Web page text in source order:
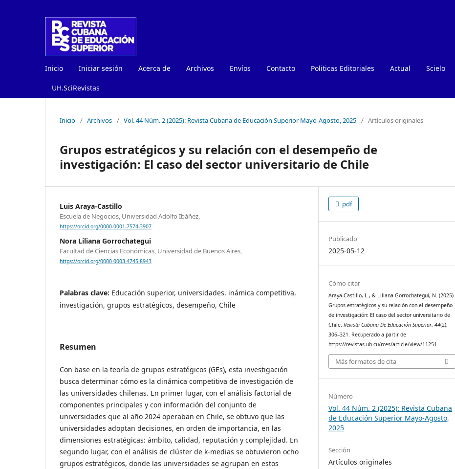
Inicio Iniciar sesión Acerca de Archivos Envíos Contacto Politicas Editoriales Actual Scielo
UH.SciRevistas
Inicio / Archivos / Vol. 44 Núm. 2 (2025): Revista Cubana de Educación Superior Mayo-Agosto, 2025 / Artículos originales
Grupos estratégicos y su relación con el desempeño de
investigación: El caso del sector universitario de Chile
Luis Araya-Castillo
Escuela de Negocios, Universidad Adolfo Ibáñez,
https://orcid.org/0000-0001-7574-3907
Nora Liliana Gorrochategui
Facultad de Ciencias Económicas, Universidad de Buenos Aires,
https://orcid.org/0000-0003-4745-8943
Palabras clave: Educación superior, universidades, inámica competitiva,
investigación, grupos estratégicos, desempeño, Chile
Resumen
Con base en la teoría de grupos estratégicos (GEs), esta investigación
busca determinar cómo es la dinámica competitiva de investigación de
las universidades chilenas. En primer lugar, con el análisis factorial de
componentes principales y con información del conjunto de
universidades que al año 2024 operaban en Chile, se obtuvo que las
universidades adoptan decisiones, en orden de importancia, en las
dimensiones estratégicas: ámbito, calidad, reputación y complejidad. En
segundo lugar, con el análisis de clúster de k-medias se obtuvieron ocho
grupos estratégicos, donde las universidades se agrupan en estos
pdf
Publicado
2025-05-12
Cómo citar
Araya-Castillo, L., & Liliana Gorrochategui, N. (2025).
Grupos estratégicos y su relación con el desempeño
de investigación: El caso del sector universitario de
Chile.Revista Cubana De Educación Superior,44(2),
306–321. Recuperado a partir de
https://revistas.uh.cu/rces/article/view/11251
Más formatos de cita
Número
Vol. 44 Núm. 2 (2025): Revista Cubana
de Educación Superior Mayo-Agosto,
2025
Sección
Artículos originales